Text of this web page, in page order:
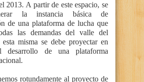
2013. A partir de este espacio, se
la instancia básica de
de una plataforma de lucha que
las demandas del valle del
esta misma se debe proyectar en
desarrollo de una plataforma
rotundamente al proyecto de